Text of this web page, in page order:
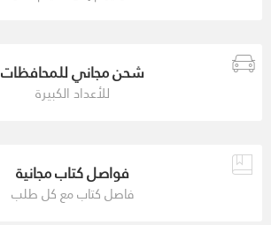
شحن مجاني للمحافظات
للأعداد الكبيرة
فواصل كتاب مجانية
فاصل كتاب مع كل طلب